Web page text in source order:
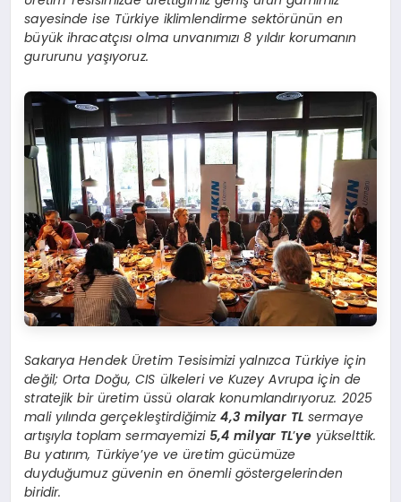
sayesinde ise Türkiye iklimlendirme sektörünün en
büyük ihracatçısı olma unvanımızı 8 yıldır korumanın
gururunu yaşıyoruz.
Sakarya Hendek Üretim Tesisimizi yalnızca Türkiye için
değil; Orta Doğu, CIS ülkeleri ve Kuzey Avrupa için de
stratejik bir üretim üssü olarak konumlandırıyoruz. 2025
mali yılında gerçekleştirdiğimiz4,3 milyar TL sermaye
artışıyla toplam sermayemizi 5,4 milyar TL’yeyükselttik.
Bu yatırım, Türkiye’ye ve üretim gücümüze
duyduğumuz güvenin en önemli göstergelerinden
biridir.